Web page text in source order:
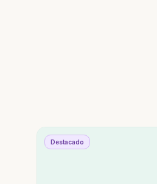
Destacado